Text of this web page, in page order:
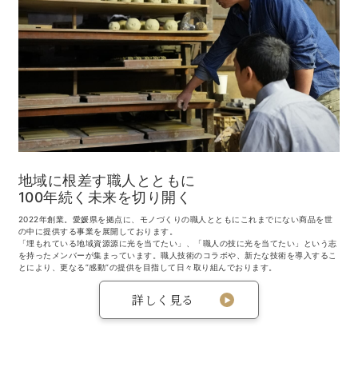
地域に根差す職人とともに
100年続く未来を切り開く
2022年創業。愛媛県を拠点に、モノづくりの職人とともにこれまでにない商品を世
の中に提供する事業を展開しております。
「埋もれている地域資源源に光を当てたい」、「職人の技に光を当てたい」という志
を持ったメンバーが集まっています。職人技術のコラボや、新たな技術を導入するこ
とにより、更なる”感動”の提供を目指して日々取り組んでおります。
詳しく見る